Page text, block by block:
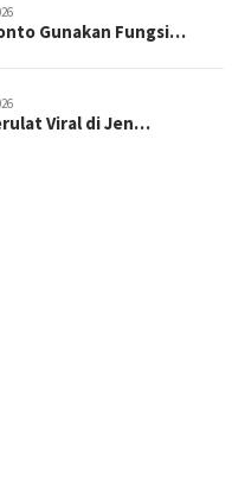
Gunakan Fungsi…
Viral di Jen…